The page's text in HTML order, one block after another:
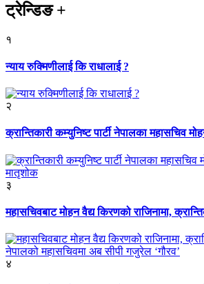
ट्रेन्डिङ+
१
न्याय रुक्मिणीलाई कि राधालाई ?
२
क्रान्तिकारी कम्युनिष्ट पार्टी नेपालका महासचिव
३
महासचिवबाट मोहन वैद्य किरणको राजिनामा,
४